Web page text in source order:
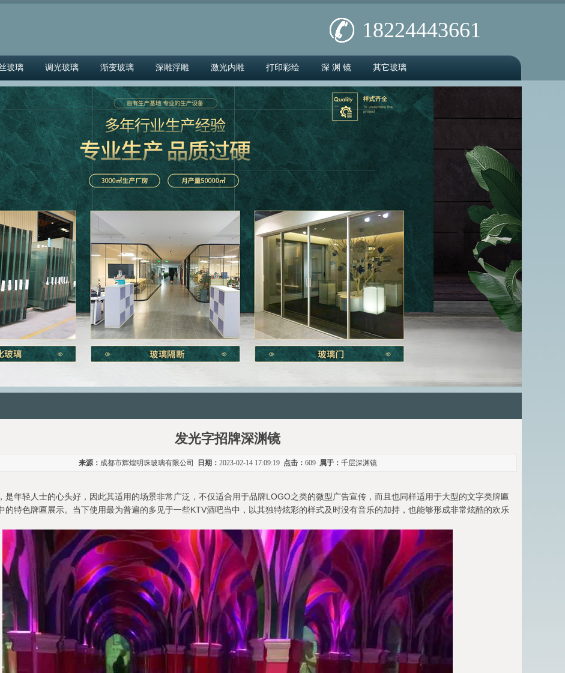
18224443661
玻璃 调光玻璃 渐变玻璃 深雕浮雕 激光内雕 打印彩绘 深 渊 镜 其它玻璃
发光字招牌深渊镜
来源： 成都市辉煌明珠玻璃有限公司 日期： 2023-02-14 17:09:19 点击： 609 属于： 千层深渊镜
是年轻人士的心头好，因此其适用的场景非常广泛，不仅适合用于品牌LOGO之类的微型广告宣传，而且也同样适用于大型的文字类牌匾
的特色牌匾展示。当下使用最为普遍的多见于一些KTV酒吧当中，以其独特炫彩的样式及时没有音乐的加持，也能够形成非常炫酷的欢乐